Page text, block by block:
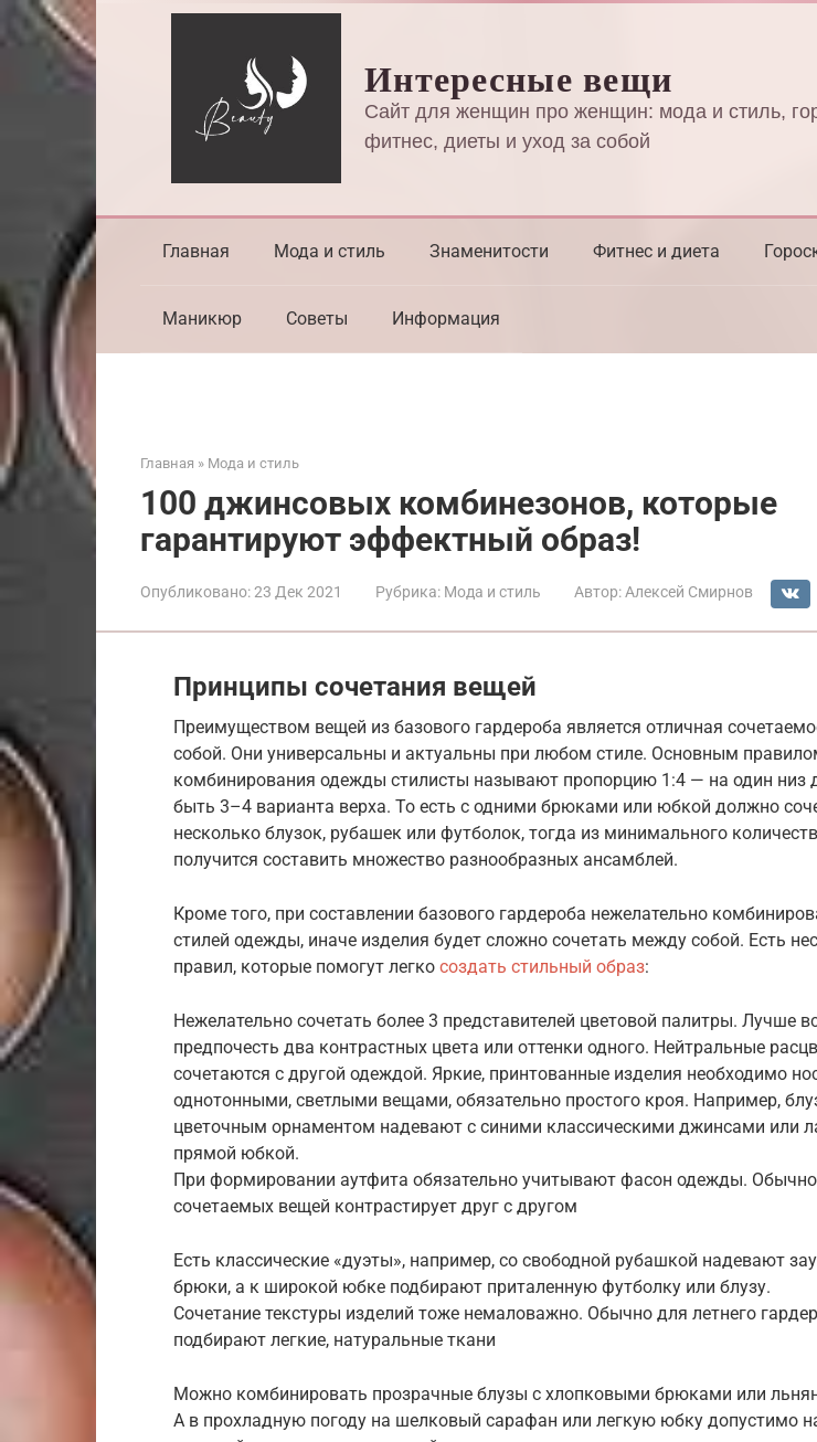
Перейти
к
контенту
Интересные вещи
Сайт для женщин про женщин: мода и стиль,
фитнес, диеты и уход за собой
Главная Мода и стиль Знаменитости Фитнес и диета
Маникюр Советы Информация
Главная » Мода и стиль
100 джинсовых комбинезонов, которые
гарантируют эффектный образ!
Опубликовано:23 Дек 2021 Рубрика: Мода и стиль Автор: Алексей Смирнов
Принципы сочетания вещей
Преимуществом вещей из базового гардероба является отличная
собой. Они универсальны и актуальны при любом стиле. Основным
комбинирования одежды стилисты называют пропорцию 1:4 — на один низ
быть 3–4 варианта верха. То есть с одними брюками или юбкой должно
несколько блузок, рубашек или футболок, тогда из минимального
получится составить множество разнообразных ансамблей.
Кроме того, при составлении базового гардероба нежелательно
стилей одежды, иначе изделия будет сложно сочетать между собой. Есть
правил, которые помогут легко создать стильный образ:
Нежелательно сочетать более 3 представителей цветовой палитры. Лучше
предпочесть два контрастных цвета или оттенки одного. Нейтральные
сочетаются с другой одеждой. Яркие, принтованные изделия необходимо
однотонными, светлыми вещами, обязательно простого кроя. Например,
цветочным орнаментом надевают с синими классическими джинсами или
прямой юбкой.
При формировании аутфита обязательно учитывают фасон одежды.
сочетаемых вещей контрастирует друг с другом
Есть классические «дуэты», например, со свободной рубашкой надевают
брюки, а к широкой юбке подбирают приталенную футболку или блузу.
Сочетание текстуры изделий тоже немаловажно. Обычно для летнего
подбирают легкие, натуральные ткани
Можно комбинировать прозрачные блузы с хлопковыми брюками или
А в прохладную погоду на шелковый сарафан или легкую юбку допустимо